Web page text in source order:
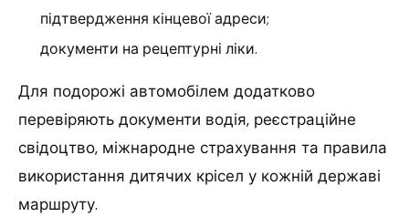
підтвердження кінцевої адреси;
документи на рецептурні ліки.
Для подорожі автомобілем додатково
перевіряють документи водія, реєстраційне
свідоцтво, міжнародне страхування та правила
використання дитячих крісел у кожній державі
маршруту.